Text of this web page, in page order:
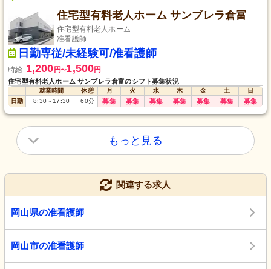
住宅型有料老人ホーム サンブレラ倉富
住宅型有料老人ホーム
准看護師
日勤専従/未経験可/准看護師
時給 1,200 円〜1,500円
住宅型有料老人ホーム サンブレラ倉富のシフト募集状況
就業時間 休憩 月 火 水 木 金 土
日
日勤
8:30～17:30 60分 募集 募集 募集 募集 募集 募集 募集
もっと見る
関連する求人
岡山県の准看護師
岡山市の准看護師